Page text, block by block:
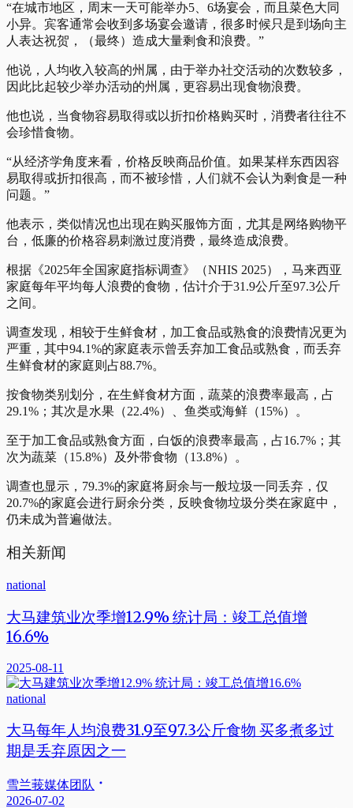
“在城市地区，周末一天可能举办5、6场宴会，而且菜色大同
小异。宾客通常会收到多场宴会邀请，很多时候只是到场向主
人表达祝贺，（最终）造成大量剩食和浪费。”
他说，人均收入较高的州属，由于举办社交活动的次数较多，
因此比起较少举办活动的州属，更容易出现食物浪费。
他也说，当食物容易取得或以折扣价格购买时，消费者往往不
会珍惜食物。
“从经济学角度来看，价格反映商品价值。如果某样东西因容
易取得或折扣很高，而不被珍惜，人们就不会认为剩食是一种
问题。”
他表示，类似情况也出现在购买服饰方面，尤其是网络购物平
台，低廉的价格容易刺激过度消费，最终造成浪费。
根据《2025年全国家庭指标调查》（NHIS 2025），马来西亚
家庭每年平均每人浪费的食物，估计介于31.9公斤至97.3公斤
之间。
调查发现，相较于生鲜食材，加工食品或熟食的浪费情况更为
严重，其中94.1%的家庭表示曾丢弃加工食品或熟食，而丢弃
生鲜食材的家庭则占88.7%。
按食物类别划分，在生鲜食材方面，蔬菜的浪费率最高，占
29.1%；其次是水果（22.4%）、鱼类或海鲜（15%）。
至于加工食品或熟食方面，白饭的浪费率最高，占16.7%；其
次为蔬菜（15.8%）及外带食物（13.8%）。
调查也显示，79.3%的家庭将厨余与一般垃圾一同丢弃，仅
20.7%的家庭会进行厨余分类，反映食物垃圾分类在家庭中，
仍未成为普遍做法。
相关新闻
national
大马建筑业次季增12.9% 统计局：竣工总值增
16.6%
2025-08-11
national
大马每年人均浪费31.9至97.3公斤食物 买多煮多过
期是丢弃原因之一
雪兰莪媒体团队
2026-07-02